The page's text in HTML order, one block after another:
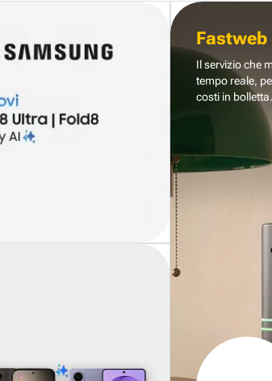
Fastweb
Il servizio che
tempo reale,
costi in bolletta.